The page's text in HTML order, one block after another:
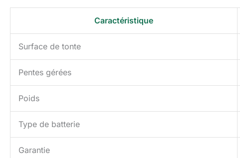
Caractéristique
Surface de tonte
Pentes gérées
Poids
Type de batterie
Garantie